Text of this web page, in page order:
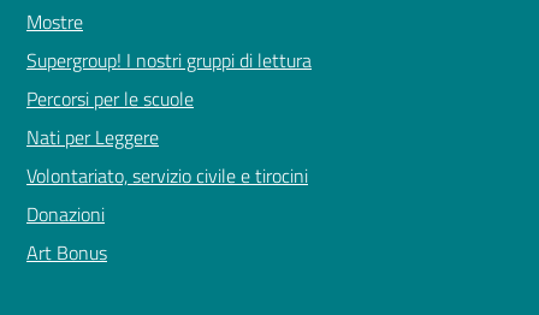
Mostre
Supergroup! I nostri gruppi di lettura
Percorsi per le scuole
Nati per Leggere
Volontariato, servizio civile e tirocini
Donazioni
Art Bonus